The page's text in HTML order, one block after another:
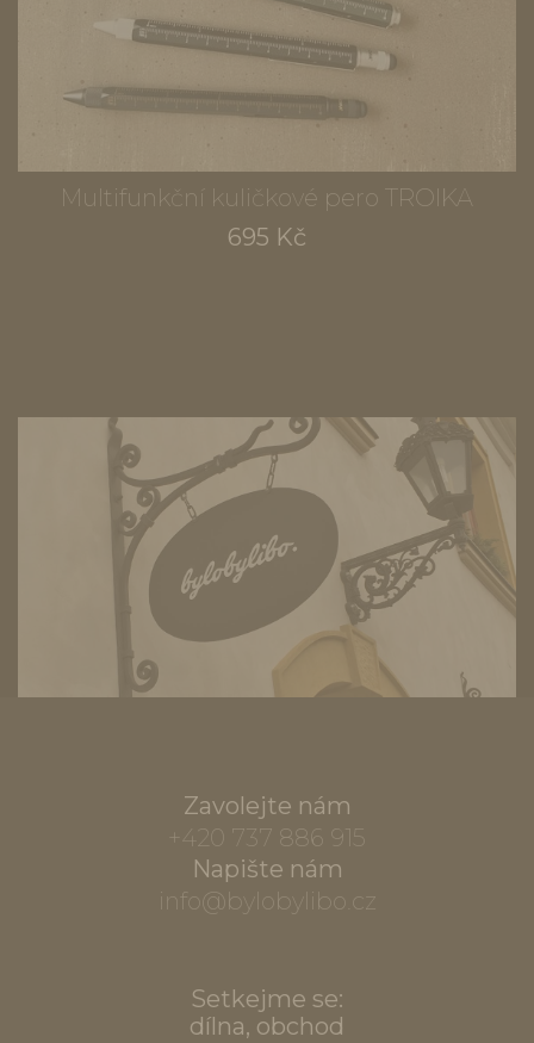
Multifunkční kuličkové pero TROIKA
695 Kč
Zavolejte nám
+420 737 886 915
Napište nám
info@bylobylibo.cz
Setkejme se:
dílna, obchod